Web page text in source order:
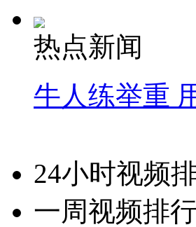
热点新闻
牛人练举重
24小时视频
一周视频排行